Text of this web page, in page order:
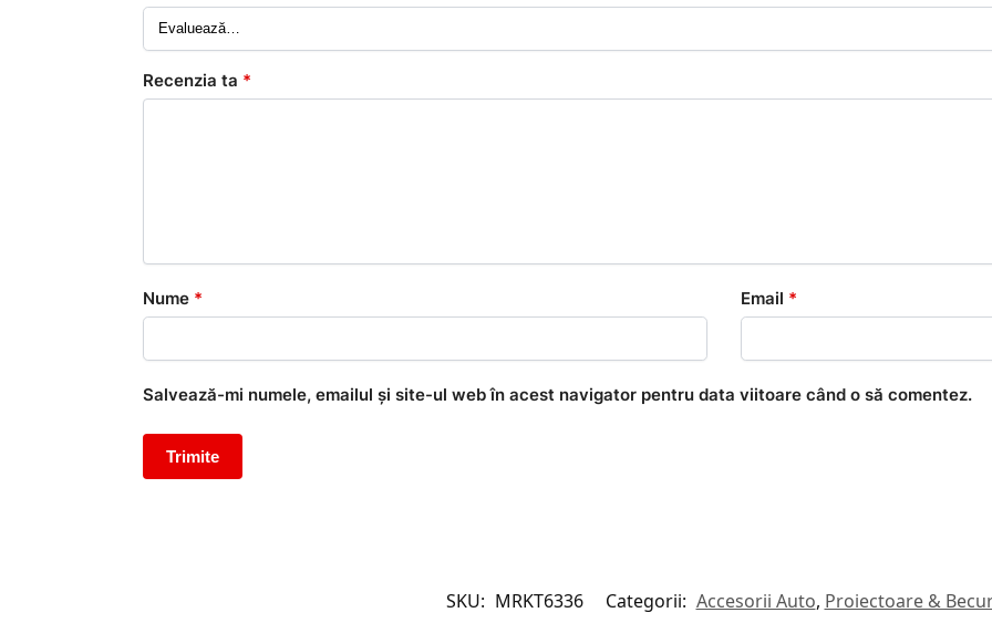
Recenzia ta *
Nume * Email *
Salvează-mi numele, emailul și site-ul web în acest navigator pentru data viitoare când o să comentez.
SKU: MRKT6336 Categorii: Accesorii Auto, Proiectoare &